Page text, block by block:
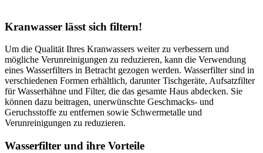
Kranwasser lässt sich filtern!
Um die Qualität Ihres Kranwassers weiter zu verbessern und
mögliche Verunreinigungen zu reduzieren, kann die Verwendung
eines Wasserfilters in Betracht gezogen werden. Wasserfilter sind in
verschiedenen Formen erhältlich, darunter Tischgeräte, Aufsatzfilter
für Wasserhähne und Filter, die das gesamte Haus abdecken. Sie
können dazu beitragen, unerwünschte Geschmacks- und
Geruchsstoffe zu entfernen sowie Schwermetalle und
Verunreinigungen zu reduzieren.
Wasserfilter und ihre Vorteile